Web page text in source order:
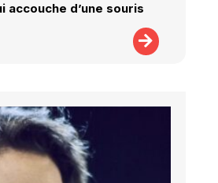
accouche d’une souris